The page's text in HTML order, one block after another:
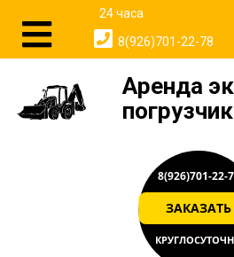
Аренда
8(926)701-22-
ЗАКАЗАТЬ
24 часа
8(926)701-22-78